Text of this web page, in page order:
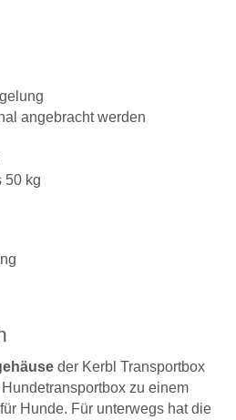
angebracht werden
50 kg
der Kerbl Transportbox
zu einem
Hunde. Für unterwegs hat die